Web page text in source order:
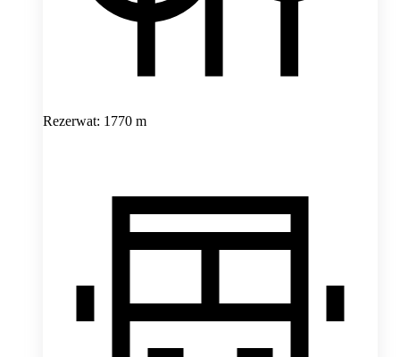
Rezerwat: 1770 m